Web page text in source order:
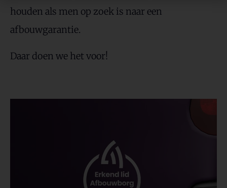
houden als men op zoek is naar een
afbouwgarantie.
Daar doen we het voor!